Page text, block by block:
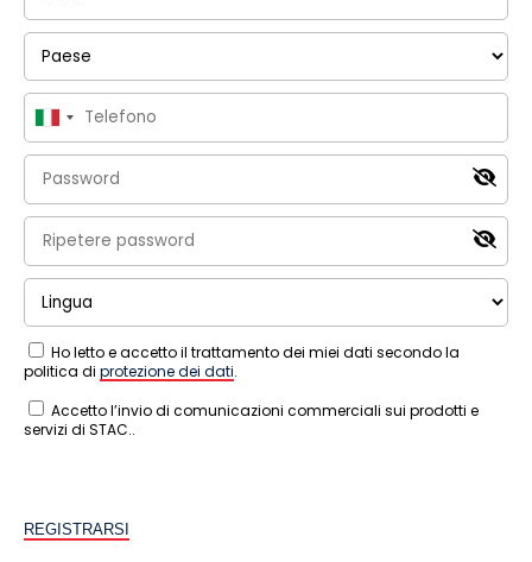
Ho letto e accetto il trattamento dei miei dati secondo la
politica di protezione dei dati.
Accetto l’invio di comunicazioni commerciali sui prodotti e
servizi di STAC..